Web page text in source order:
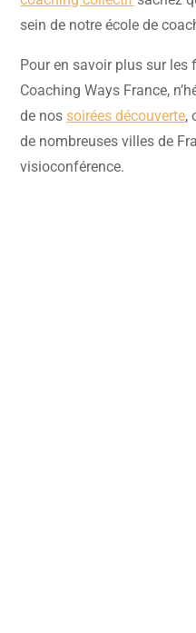
sein de notre école de
Pour en savoir plus sur
Coaching Ways France,
de nossoirées découverte,
de nombreuses villes de
visioconférence.